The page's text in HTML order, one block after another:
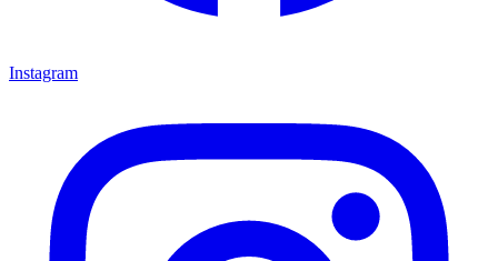
Instagram